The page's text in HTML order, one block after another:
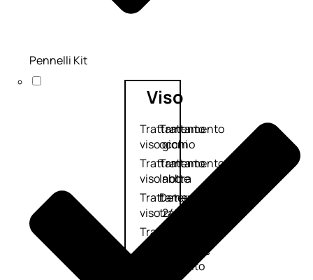
Viso
Trattamento
viso giorno
Trattamento
viso notte
Trattamento
viso 24 ore
Trattamento
viso antietà
Trattamento
Trattamento
occhi
Trattamento
labbra
Detergenti
trattanti
Maschere
Pennelli Kit